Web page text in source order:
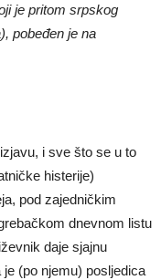
je pritom srpskog
pobeđen je na
i sve što se u to
histerije)
pod zajedničkim
dnevnom listu
daje sjajnu
je (po njemu) posljedica